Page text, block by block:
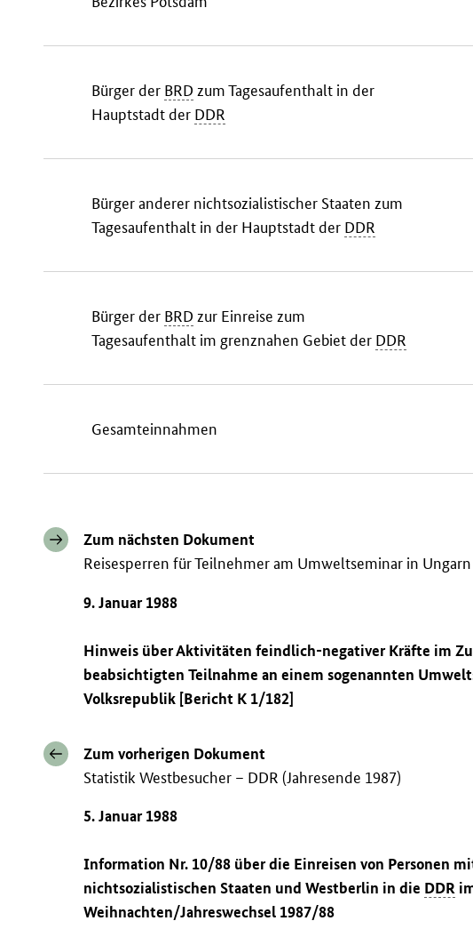
Bürger der BRD zum Tagesaufenthalt in der
Hauptstadt der DDR
Bürger anderer nichtsozialistischer Staaten zum
Tagesaufenthalt in der Hauptstadt der DDR
Bürger der BRD zur Einreise zum
Tagesaufenthalt im grenznahen Gebiet der DDR
Gesamteinnahmen
Zum nächsten Dokument
Reisesperren für Teilnehmer am Umweltseminar in Ungarn
9. Januar 1988
Hinweis über Aktivitäten feindlich-negativer Kräfte im
beabsichtigten Teilnahme an einem sogenannten
Volksrepublik [Bericht K 1/182]
Zum vorherigen Dokument
Statistik Westbesucher – DDR (Jahresende 1987)
5. Januar 1988
Information Nr. 10/88 über die Einreisen von Personen
nichtsozialistischen Staaten und Westberlin in die DDR
Weihnachten/Jahreswechsel 1987/88